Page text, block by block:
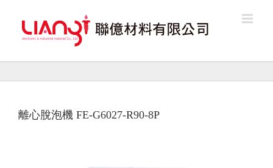
content
離心脫泡機 FE-G6027-R90-8P